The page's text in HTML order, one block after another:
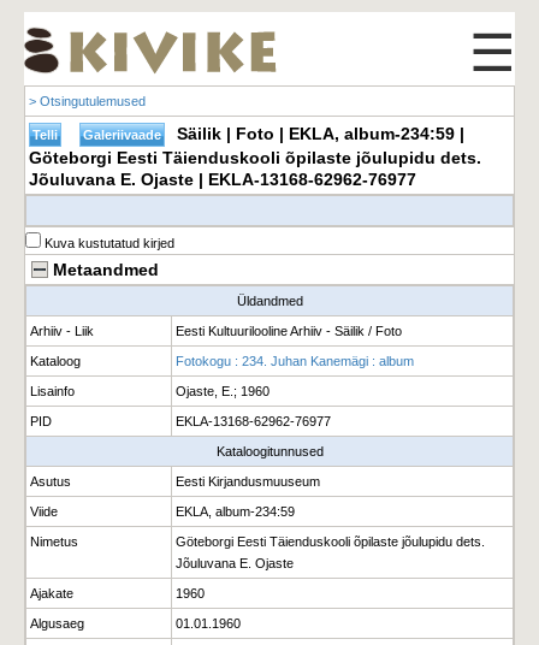
☰
> Otsingutulemused
Säilik | Foto | EKLA, album-234:59 |
Göteborgi Eesti Täienduskooli õpilaste jõulupidu dets.
Jõuluvana E. Ojaste | EKLA-13168-62962-76977
Kuva kustutatud kirjed
Metaandmed
Üldandmed
Arhiiv - Liik Eesti Kultuurilooline Arhiiv - Säilik / Foto
Kataloog Fotokogu : 234. Juhan Kanemägi : album
Lisainfo Ojaste, E.; 1960
PID EKLA-13168-62962-76977
Kataloogitunnused
Asutus Eesti Kirjandusmuuseum
Viide EKLA, album-234:59
Nimetus
Göteborgi Eesti Täienduskooli õpilaste jõulupidu dets.
Jõuluvana E. Ojaste
Ajakate 1960
Algusaeg 01.01.1960